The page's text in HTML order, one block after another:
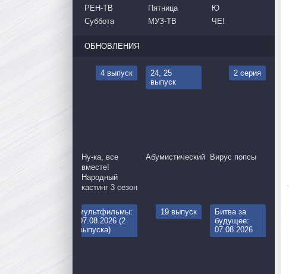
РЕН-ТВ
Суббота
Пятница
МУЗ-ТВ
Ю
ЧЕ!
ОБНОВЛЕНИЯ
4 выпуск
Ну-ка, все
вместе!
Народный
кастинг 3 сезон
24, 25
выпуск
Абумистический
2 серия
Вирус попсы
мультфильмы:
07.08.2026 (2
выпуска)
19 выпуск
Битва за
будущее:
07.08.2026